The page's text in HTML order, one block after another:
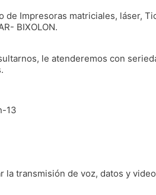
Impresoras matriciales, láser,
BIXOLON.
le atenderemos con
la transmisión de voz, datos y